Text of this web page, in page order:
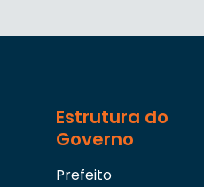
Estrutura do
Governo
Prefeito